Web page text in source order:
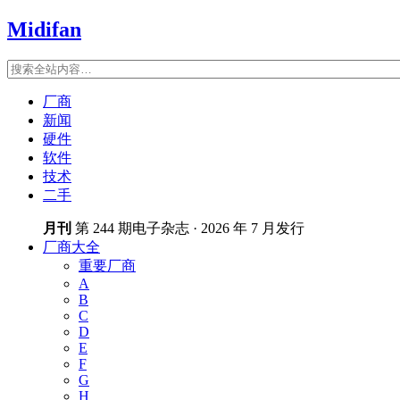
Midifan
厂商
新闻
硬件
软件
技术
二手
月刊 第 244 期电子杂志 · 2026 年 7 月发行
厂商大全
重要厂商
A
B
C
D
E
F
G
H